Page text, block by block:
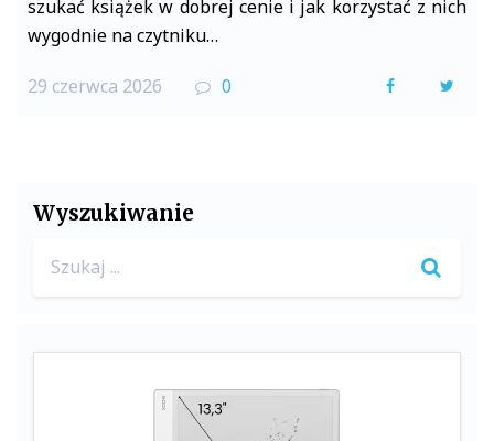
szukać książek w dobrej cenie i jak korzystać z nich
wygodnie na czytniku…
29 czerwca 2026 0
F
k
Wyszukiwanie
for: